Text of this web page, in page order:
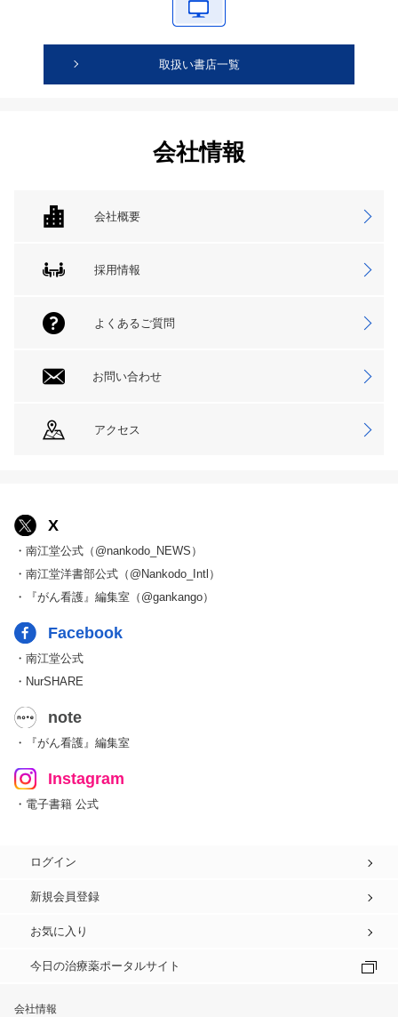
取扱い書店一覧
会社情報
会社概要
採用情報
よくあるご質問
お問い合わせ
アクセス
X
・南江堂公式（@nankodo_NEWS）
・南江堂洋書部公式（@Nankodo_Intl）
・『がん看護』編集室（@gankango）
Facebook
・南江堂公式
・NurSHARE
note
・『がん看護』編集室
Instagram
・電子書籍 公式
ログイン
新規会員登録
お気に入り
今日の治療薬ポータルサイト
会社情報